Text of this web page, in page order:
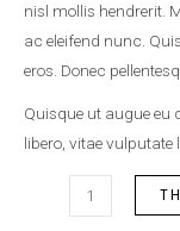
nisl mollis hendrerit.
ac eleifend nunc.
eros. Donec
Quisque ut augue eu
libero, vitae vulputate